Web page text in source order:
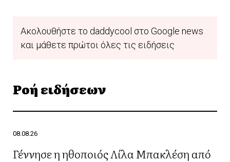
Ακολουθήστε το daddycool στο Google news
και μάθετε πρώτοι όλες τις ειδήσεις
Ροή ειδήσεων
08.08.26
Γέννησε η ηθοποιός Λίλα Μπακλέση από